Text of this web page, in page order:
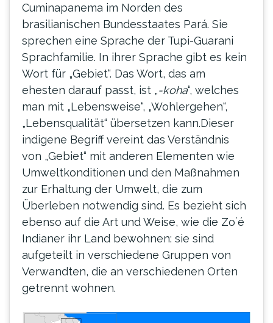
Cuminapanema im Norden des
brasilianischen Bundesstaates Pará. Sie
sprechen eine Sprache der Tupi-Guarani
Sprachfamilie. In ihrer Sprache gibt es kein
Wort für „Gebiet“. Das Wort, das am
ehesten darauf passt, ist „-koha“, welches
man mit „Lebensweise“, „Wohlergehen“,
„Lebensqualität“ übersetzen kann.Dieser
indigene Begriff vereint das Verständnis
von „Gebiet“ mit anderen Elementen wie
Umweltkonditionen und den Maßnahmen
zur Erhaltung der Umwelt, die zum
Überleben notwendig sind. Es bezieht sich
ebenso auf die Art und Weise, wie die Zo´é
Indianer ihr Land bewohnen: sie sind
aufgeteilt in verschiedene Gruppen von
Verwandten, die an verschiedenen Orten
getrennt wohnen.